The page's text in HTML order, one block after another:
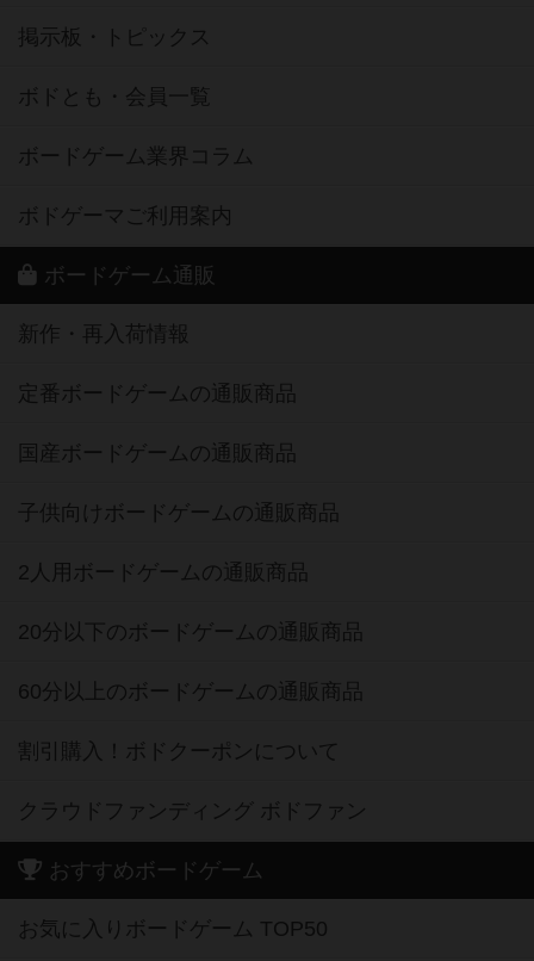
掲示板・トピックス
ボドとも・会員一覧
ボードゲーム業界コラム
ボドゲーマご利用案内
ボードゲーム通販
新作・再入荷情報
定番ボードゲームの通販商品
国産ボードゲームの通販商品
子供向けボードゲームの通販商品
2人用ボードゲームの通販商品
20分以下のボードゲームの通販商品
60分以上のボードゲームの通販商品
割引購入！ボドクーポンについて
クラウドファンディング ボドファン
おすすめボードゲーム
お気に入りボードゲーム TOP50